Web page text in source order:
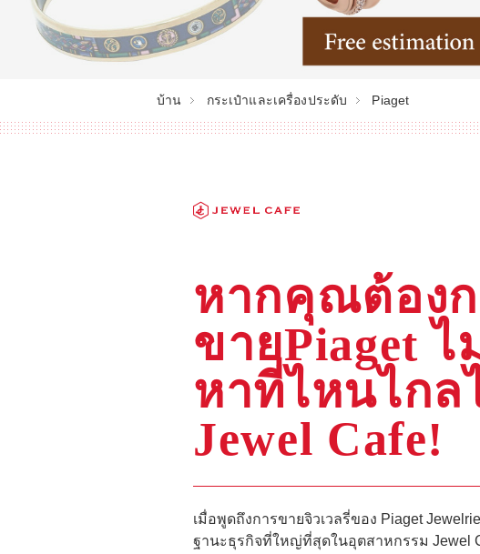
บ้าน กระเป๋าและเครื่องประดับ Piaget
หากคุณต้อง
ขายPiaget ไ
หาที่ไหนไกล
Jewel Cafe!
เมื่อพูดถึงการขายจิวเวลรี่ของ Piaget
ฐานะธุรกิจที่ใหญ่ที่สุดในอุตสาหกรรม Jewel